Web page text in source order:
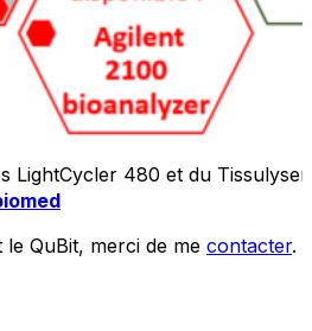
LightCycler 480 et du Tissulyser
QuBit, merci de me contacter.